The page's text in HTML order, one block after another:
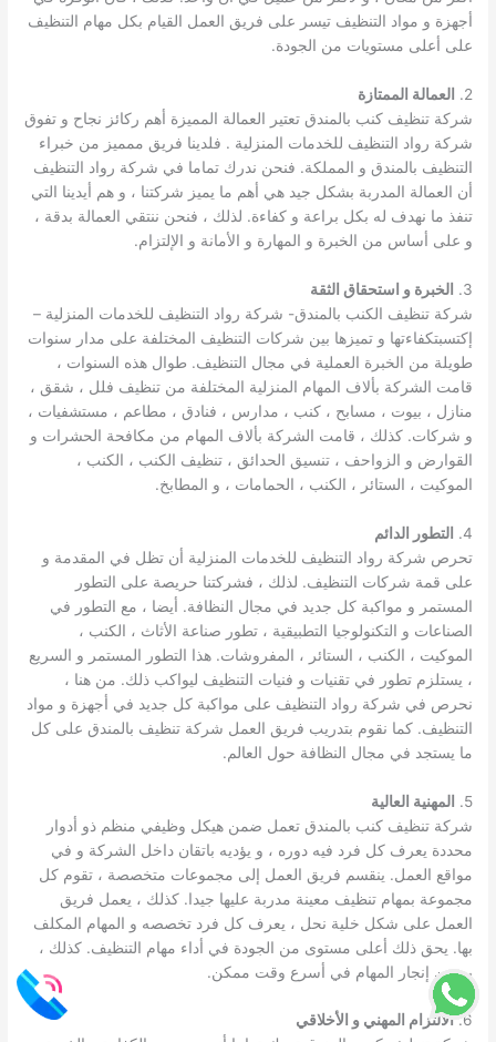
أجهزة و مواد التنظيف تيسر على فريق العمل القيام بكل مهام التنظيف
على أعلى مستويات من الجودة.
2.
العمالة الممتازة
شركة تنظيف كنب بالمندق تعتير العمالة المميزة أهم ركائز نجاح و تفوق
شركة رواد التنظيف للخدمات المنزلية . فلدينا فريق ممميز من خبراء
التنظيف بالمندق و المملكة. فنحن ندرك تماما في شركة رواد التنظيف
أن العمالة المدربة بشكل جيد هي أهم ما يميز شركتنا ، و هم أيدينا التي
تنفذ ما نهدف له بكل براعة و كفاءة. لذلك ، فنحن ننتقي العمالة بدقة ،
و على أساس من الخبرة و المهارة و الأمانة و الإلتزام.
3.
الخبرة و استحقاق الثقة
شركة تنظيف الكنب بالمندق- شركة رواد التنظيف للخدمات المنزلية –
إكتسبتكفاءتها و تميزها بين شركات التنظيف المختلفة على مدار سنوات
طويلة من الخبرة العملية في مجال التنظيف. طوال هذه السنوات ،
قامت الشركة بألاف المهام المنزلية المختلفة من تنظيف فلل ، شقق ،
منازل ، بيوت ، مسابح ، كنب ، مدارس ، فنادق ، مطاعم ، مستشفيات ،
و شركات. كذلك ، قامت الشركة بألاف المهام من مكافحة الحشرات و
القوارض و الزواحف ، تنسيق الحدائق ، تنظيف الكنب ، الكنب ،
الموكيت ، الستائر ، الكنب ، الحمامات ، و المطابخ.
4.
التطور الدائم
تحرص شركة رواد التنظيف للخدمات المنزلية أن تظل في المقدمة و
على قمة شركات التنظيف. لذلك ، فشركتنا حريصة على التطور
المستمر و مواكبة كل جديد في مجال النظافة. أيضا ، مع التطور في
الصناعات و التكنولوجيا التطبيقية ، تطور صناعة الأثاث ، الكنب ،
الموكيت ، الكنب ، الستائر ، المفروشات. هذا التطور المستمر و السريع
، يستلزم تطور في تقنيات و فنيات التنظيف ليواكب ذلك. من هنا ،
نحرص في شركة رواد التنظيف على مواكبة كل جديد في أجهزة و مواد
التنظيف. كما نقوم بتدريب فريق العمل شركة تنظيف بالمندق على كل
ما يستجد في مجال النظافة حول العالم.
5.
المهنية العالية
شركة تنظيف كنب بالمندق تعمل ضمن هيكل وظيفي منظم ذو أدوار
محددة يعرف كل فرد فيه دوره ، و يؤديه باتقان داخل الشركة و في
مواقع العمل. ينقسم فريق العمل إلى مجموعات متخصصة ، تقوم كل
مجموعة بمهام تنظيف معينة مدربة عليها جيدا. كذلك ، يعمل فريق
العمل على شكل خلية نحل ، يعرف كل فرد تخصصه و المهام المكلف
بها. يحق ذلك أعلى مستوى من الجودة في أداء مهام التنظيف. كذلك ،
يضمن إنجار المهام في أسرع وقت ممكن.
6. الالتزام المهني و الأخلاقي